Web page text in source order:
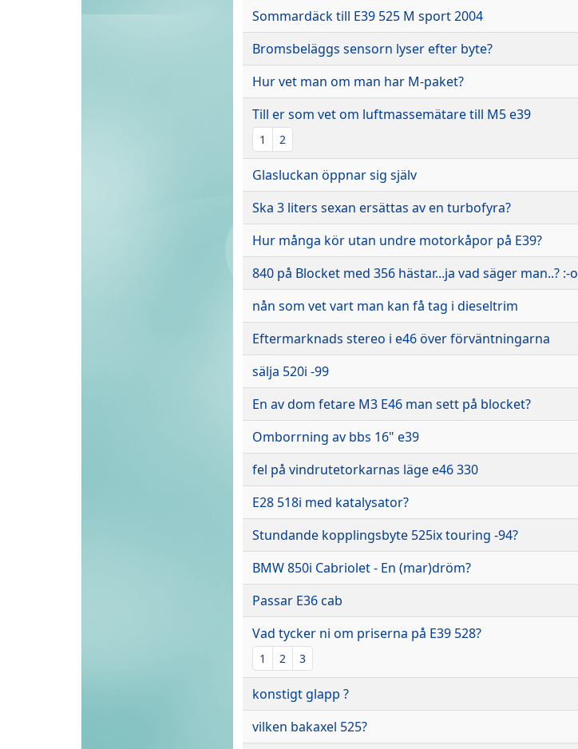
Sommardäck till E39 525 M sport 2004
Bromsbeläggs sensorn lyser efter byte?
Hur vet man om man har M-paket?
Till er som vet om luftmassemätare till M5 e39
1 2
Glasluckan öppnar sig själv
Ska 3 liters sexan ersättas av en turbofyra?
Hur många kör utan undre motorkåpor på E39?
840 på Blocket med 356 hästar...ja vad säger man..? :-o
nån som vet vart man kan få tag i dieseltrim
Eftermarknads stereo i e46 över förväntningarna
sälja 520i -99
En av dom fetare M3 E46 man sett på blocket?
Omborrning av bbs 16" e39
fel på vindrutetorkarnas läge e46 330
E28 518i med katalysator?
Stundande kopplingsbyte 525ix touring -94?
BMW 850i Cabriolet - En (mar)dröm?
Passar E36 cab
Vad tycker ni om priserna på E39 528?
1 2 3
konstigt glapp ?
vilken bakaxel 525?